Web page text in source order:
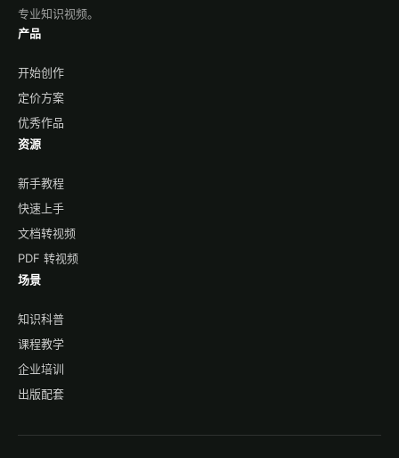
专业知识视频。
产品
开始创作
定价方案
优秀作品
资源
新手教程
快速上手
文档转视频
PDF 转视频
场景
知识科普
课程教学
企业培训
出版配套